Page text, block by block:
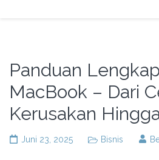
Panduan
MacBook – Dari
Kerusakan
Juni 23, 2025 Bisnis